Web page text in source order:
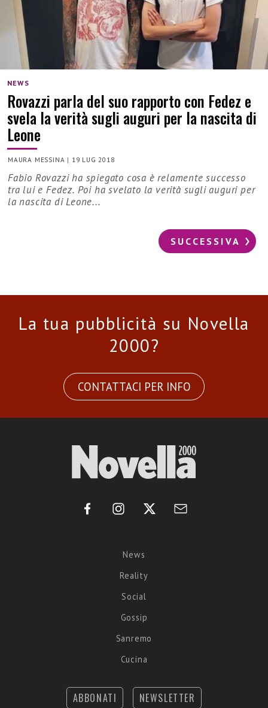
NEWS
Rovazzi parla del suo rapporto con Fedez e
svela la verità sugli auguri per la nascita di
Leone
MAURA MESSINA | 19 LUG 2018
Fabio Rovazzi ha spiegato cosa è relamente successo
tra lui e Fedez. Poi ha svelato la verità sugli auguri per
la nascita di Leone...
SUCCESSIVA
La tua pubblicità su Novella
2000?
CONTATTACI PER INFO
News
Reality
Social
Gossip
Sanremo
Cucina
ABBONATI NEWSLETTER